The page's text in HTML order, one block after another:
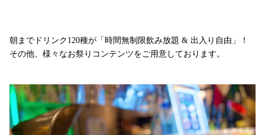
朝までドリンク120種が「時間無制限飲み放題 & 出入り自由」！
その他、様々なお祭りコンテンツをご用意しております。